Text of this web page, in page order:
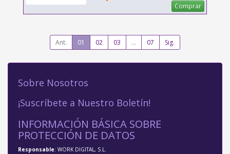
Comprar
Ant. 01 02 03 ... 07 Sig.
Sobre Nosotros
¡Suscríbete a Nuestro Boletín!
INFORMACIÓN BÁSICA SOBRE
PROTECCIÓN DE DATOS
Responsable: WORK DIGITAL, S.L.